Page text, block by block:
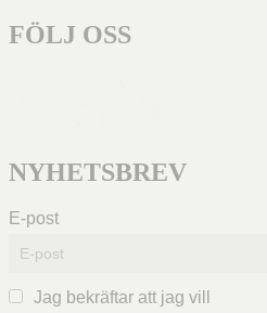
FÖLJ OSS
NYHETSBREV
E-post
Jag bekräftar att jag vill